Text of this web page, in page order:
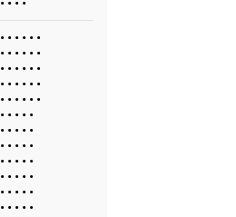
• • • • • •
• • • • • •
• • • • • •
• • • • • •
• • • • • •
• • • • •
• • • • •
• • • • •
• • • • •
• • • • •
• • • • •
• • • • •